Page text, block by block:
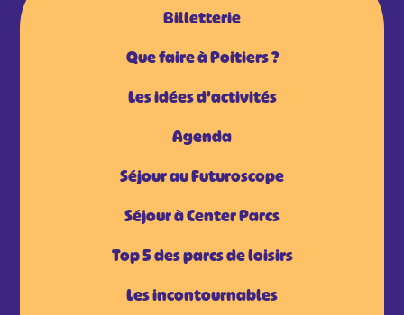
Billetterie
Que faire à Poitiers ?
Les idées d'activités
Agenda
Séjour au Futuroscope
Séjour à Center Parcs
Top 5 des parcs de loisirs
Les incontournables